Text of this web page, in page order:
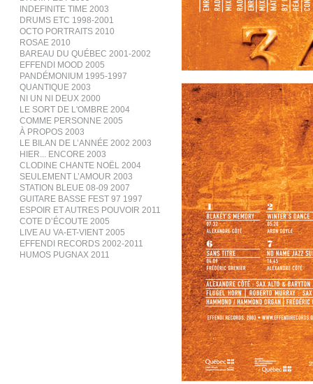
INDEFINITE TIME 2003
DRUMS ETC 1998-2001
OCTO PORTRAITS 2010
ROSAE 2010
BAREAU DU QUÉBEC 2001-2002
EFFENDI MOOD 2005
PANDÉMONIUM 1995-1997
QUANTIQUE 2003
NI UN NI DEUX 2000
LE SORT DE L'OMBRE 2004
COMME PERSONNE 2005
À PROPOS 2003
LE BILAN DE L’ANNÉE 2002 2003
HIER... ENCORE 2003
CLODINE CHANTE NOËL 2004
SEULEMENT L’AMOUR 2003
STATION BLEUE 08-09 2007
GUITARE BASSE FEST 97 1997
ESPOIR ET AUTRES POUVOIR 2011
COTE D’ÉCOUTE 2005
LIVE AU VA-ET-VIENT 2005
EFFENDI RECORDS 2002-2011
HUMOS PUGNAX 2011